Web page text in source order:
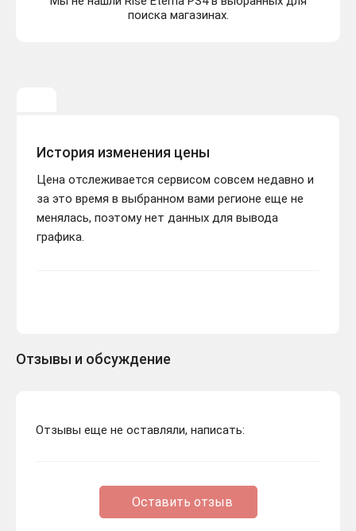
поиска магазинах.
История изменения цены
Цена отслеживается сервисом совсем недавно и
за это время в выбранном вами регионе еще не
менялась, поэтому нет данных для вывода
графика.
Отзывы и обсуждение
Отзывы еще не оставляли, написать:
Оставить отзыв